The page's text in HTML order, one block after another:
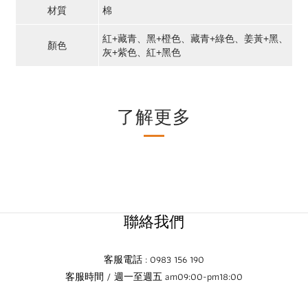
材質 棉
顏色
紅+藏青、黑+橙色、藏青+綠色、姜黃+黑、
灰+紫色、紅+黑色
了解更多
聯絡我們
客服電話 : 0983 156 190
客服時間 / 週一至週五 am09:00-pm18:00